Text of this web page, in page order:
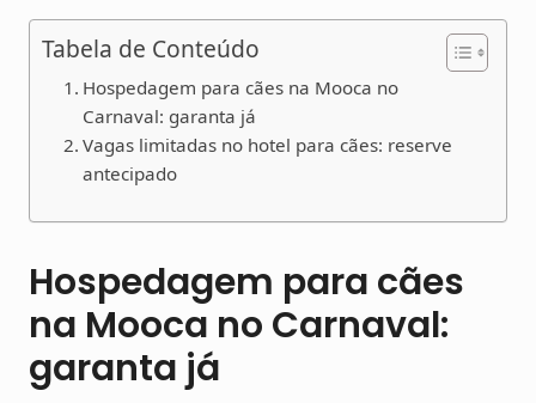
Tabela de Conteúdo
Hospedagem para cães na Mooca no
Carnaval: garanta já
Vagas limitadas no hotel para cães: reserve
antecipado
Hospedagem para cães
na Mooca no Carnaval:
garanta já